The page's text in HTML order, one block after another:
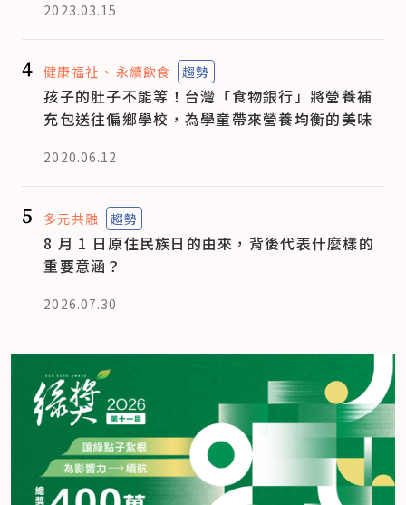
2023.03.15
4 健康福祉 永續飲食 趨勢
孩子的肚子不能等！台灣「食物銀行」將營養補
充包送往偏鄉學校，為學童帶來營養均衡的美味
2020.06.12
5 多元共融 趨勢
8 月 1 日原住民族日的由來，背後代表什麼樣的
重要意涵？
2026.07.30